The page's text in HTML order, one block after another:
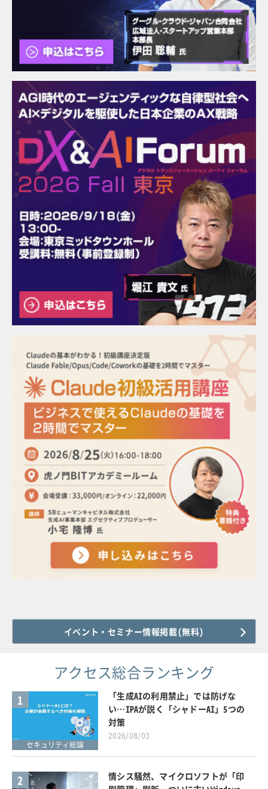
イベント・セミナー情報掲載(無料)
アクセス総合ランキング
1
セキュリティ総論
「生成AIの利用禁止」では防げな
い…IPAが説く「シャドーAI」5つの
対策
2026/08/03
2
情シス騒然、マイクロソフトが「印